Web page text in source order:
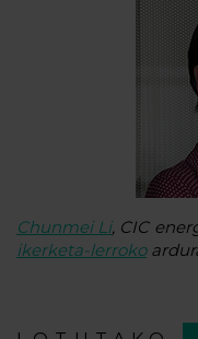
Chunmei Li, CIC
ikerketa-lerroko